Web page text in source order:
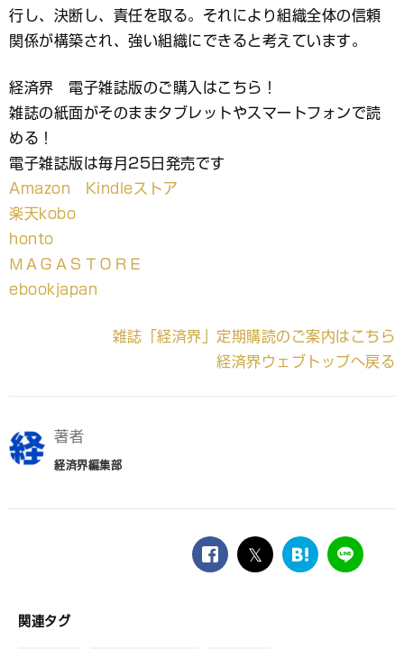
行し、決断し、責任を取る。それにより組織全体の信頼
関係が構築され、強い組織にできると考えています。
経済界 電子雑誌版のご購入はこちら！
雑誌の紙面がそのままタブレットやスマートフォンで読
める！
電子雑誌版は毎月25日発売です
Amazon Kindleストア
楽天kobo
honto
ＭＡＧＡＳＴＯＲＥ
ebookjapan
雑誌「経済界」定期購読のご案内はこちら
経済界ウェブトップへ戻る
著者
経済界編集部
facebook
twitter
は
LINE
関連タグ